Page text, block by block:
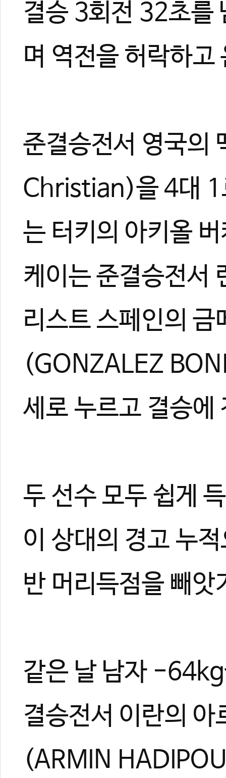
결승 3회전 32초를
며 역전을 허락하
준결승전서 영국의
Christian)을 4대 1
는 터키의 아키올
케이는 준결승전서
리스트 스페인의
(GONZALEZ
세로 누르고 결승에
두 선수 모두 쉽게
이 상대의 경고 누
반 머리득점을 빼
같은 날 남자 -
결승전서 이란의
(ARMIN
관련 뉴스
‘2025 광주국제